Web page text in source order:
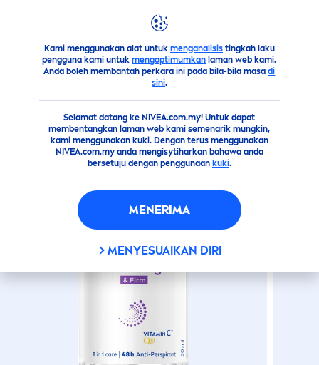
Kami menggunakan alat untuk menganalisistingkah laku
pengguna kami untukmengoptimumkan laman web kami.
Anda boleh membantah perkara ini pada bila-bila masadi
sini.
Selamat datang ke NIVEA.com.my! Untuk dapat
membentangkan laman web kami semenarik mungkin,
kami menggunakan kuki. Dengan terus menggunakan
NIVEA.com.my anda mengisytiharkan bahawa anda
bersetuju dengan penggunaan kuki.
MENERIMA
MENYESUAIKAN DIRI
EXTRA BRIGHT & FIRM ROLL-
ON